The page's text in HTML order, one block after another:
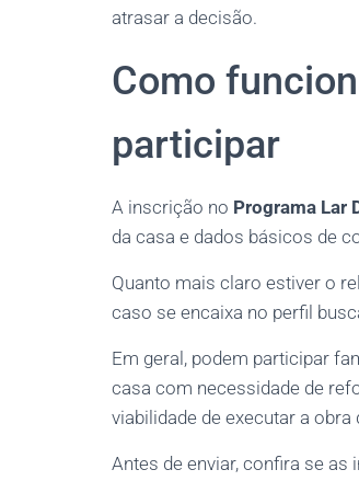
atrasar a decisão.
Como
participar
A inscrição no Programa Lar
da casa e dados básicos de
Quanto mais claro estiver o
caso se encaixa no perfil
Em geral, podem participar
casa com necessidade de
viabilidade de executar a
Antes de enviar, confira se